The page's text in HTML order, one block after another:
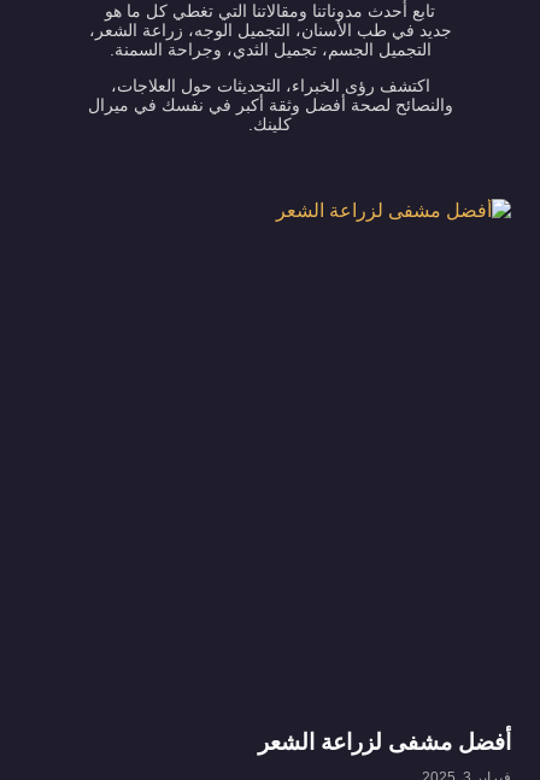
تابع أحدث مدوناتنا ومقالاتنا التي تغطي كل ما هو
جديد في طب الأسنان، التجميل الوجه، زراعة الشعر،
التجميل الجسم، تجميل الثدي، وجراحة السمنة.
اكتشف رؤى الخبراء، التحديثات حول العلاجات،
والنصائح لصحة أفضل وثقة أكبر في نفسك في ميرال
كلينك.
أفضل مشفى لزراعة الشعر